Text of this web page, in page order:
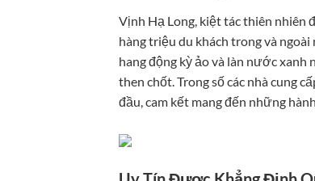
Vịnh Hạ Long, kiệt tác thiên nhiên
hàng triệu du khách trong và
hang động kỳ ảo và làn nước
then chốt. Trong số các nhà cung
đầu, cam kết mang đến những